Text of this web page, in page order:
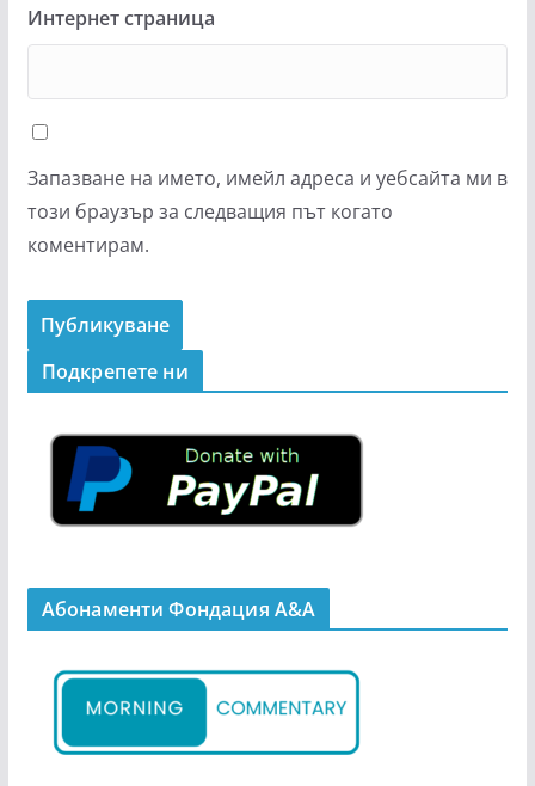
Интернет страница
Запазване на името, имейл адреса и уебсайта ми в
този браузър за следващия път когато
коментирам.
Подкрепeте ни
Абонаменти Фондация А&A